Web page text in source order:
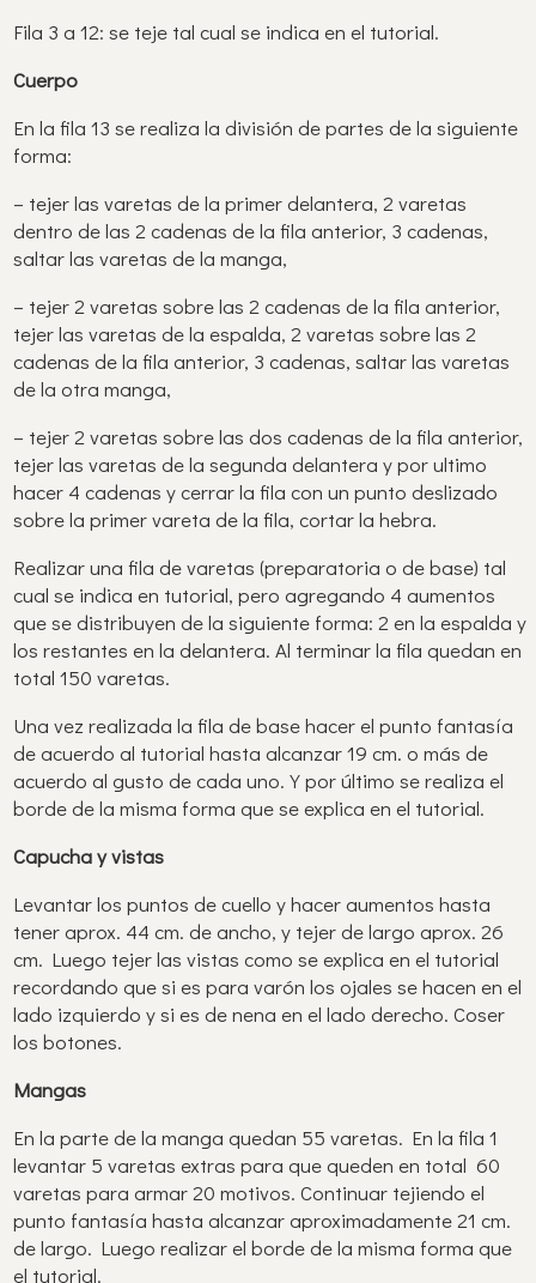
Fila 3 a 12: se teje tal cual se indica en el tutorial.
Cuerpo
En la fila 13 se realiza la división de partes de la siguiente
forma:
– tejer las varetas de la primer delantera, 2 varetas
dentro de las 2 cadenas de la fila anterior, 3 cadenas,
saltar las varetas de la manga,
– tejer 2 varetas sobre las 2 cadenas de la fila anterior,
tejer las varetas de la espalda, 2 varetas sobre las 2
cadenas de la fila anterior, 3 cadenas, saltar las varetas
de la otra manga,
– tejer 2 varetas sobre las dos cadenas de la fila anterior,
tejer las varetas de la segunda delantera y por ultimo
hacer 4 cadenas y cerrar la fila con un punto deslizado
sobre la primer vareta de la fila, cortar la hebra.
Realizar una fila de varetas (preparatoria o de base) tal
cual se indica en tutorial, pero agregando 4 aumentos
que se distribuyen de la siguiente forma: 2 en la espalda y
los restantes en la delantera. Al terminar la fila quedan en
total 150 varetas.
Una vez realizada la fila de base hacer el punto fantasía
de acuerdo al tutorial hasta alcanzar 19 cm. o más de
acuerdo al gusto de cada uno. Y por último se realiza el
borde de la misma forma que se explica en el tutorial.
Capucha y vistas
Levantar los puntos de cuello y hacer aumentos hasta
tener aprox. 44 cm. de ancho, y tejer de largo aprox. 26
cm. Luego tejer las vistas como se explica en el tutorial
recordando que si es para varón los ojales se hacen en el
lado izquierdo y si es de nena en el lado derecho. Coser
los botones.
Mangas
En la parte de la manga quedan 55 varetas. En la fila 1
levantar 5 varetas extras para que queden en total 60
varetas para armar 20 motivos. Continuar tejiendo el
punto fantasía hasta alcanzar aproximadamente 21 cm.
de largo. Luego realizar el borde de la misma forma que
el tutorial.